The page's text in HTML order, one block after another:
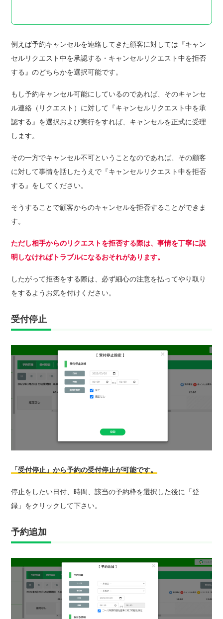
例えば予約キャンセルを連絡してきた顧客に対しては『キャン
セルリクエスト中を承認する・キャンセルリクエスト中を拒否
する』のどちらかを選択可能です。
もし予約キャンセル可能にしているのであれば、そのキャンセ
ル連絡（リクエスト）に対して『キャンセルリクエスト中を承
認する』を選択および実行をすれば、キャンセルを正式に受理
します。
その一方でキャンセル不可ということなのであれば、その顧客
に対して事情を話したうえで『キャンセルリクエスト中を拒否
する』をしてください。
そうすることで顧客からのキャンセルを拒否することができま
す。
ただし相手からのリクエストを拒否する際は、事情を丁寧に説
明しなければトラブルになるおそれがあります。
したがって拒否をする際は、必ず細心の注意を払ってやり取り
をするようお気を付けください。
受付停止
「受付停止」から予約の受付停止が可能です。
停止をしたい日付、時間、該当の予約枠を選択した後に「登
録」をクリックして下さい。
予約追加